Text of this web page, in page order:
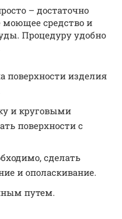
– достаточно
моющее средство и
Процедуру удобно
поверхности изделия
и круговыми
поверхности с
сделать
и ополаскивание.
путем.